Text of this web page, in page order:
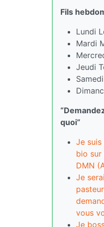
Fils
Lundi
Mardi
Jeudi
quoi”
Je suis
bio
DMN
Je
vous
Je